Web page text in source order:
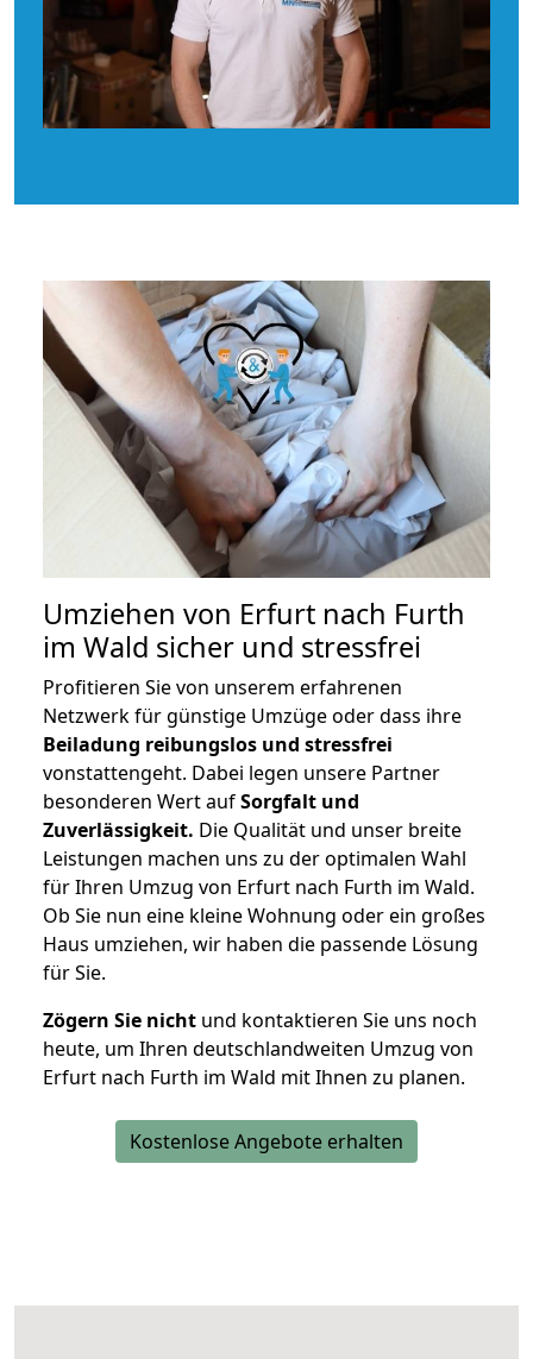
Umziehen von Erfurt nach Furth
im Wald sicher und stressfrei
Profitieren Sie von unserem erfahrenen
Netzwerk für günstige Umzüge oder dass ihre
Beiladung reibungslos und stressfrei
vonstattengeht. Dabei legen unsere Partner
besonderen Wert aufSorgfalt und
Zuverlässigkeit. Die Qualität und unser breite
Leistungen machen uns zu der optimalen Wahl
für Ihren Umzug von Erfurt nach Furth im Wald.
Ob Sie nun eine kleine Wohnung oder ein großes
Haus umziehen, wir haben die passende Lösung
für Sie.
Zögern Sie nicht und kontaktieren Sie uns noch
heute, um Ihren deutschlandweiten Umzug von
Erfurt nach Furth im Wald mit Ihnen zu planen.
Kostenlose Angebote erhalten